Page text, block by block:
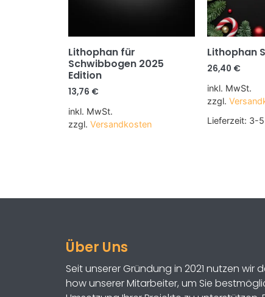
Lithophan für
Schwibbogen 2025
Edition
13,76 €
inkl. MwSt.
zzgl. Versandkosten
Lithophan
26,40 €
inkl. MwSt.
zzgl.
Lieferzeit: 3-5
Über Uns
Seit unserer Gründung in 2021 nutzen wir
how unserer Mitarbeiter, um Sie